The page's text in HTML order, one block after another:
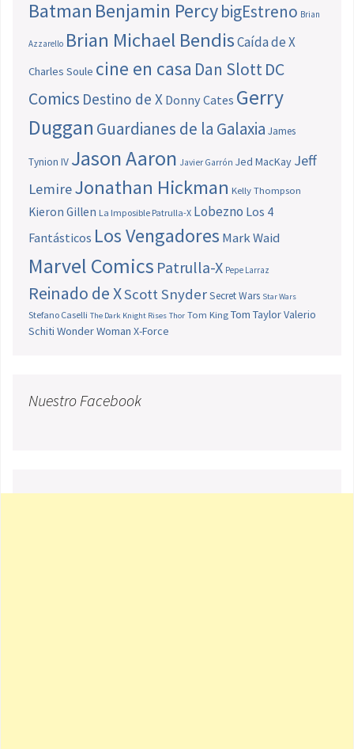
Batman Benjamin PercybigEstreno Brian
Azzarello Brian Michael BendisCaída de X
Charles Soule cine en casa Dan SlottDC
Comics Destino de X Donny Cates Gerry
Duggan Guardianes de la Galaxia James
Tynion IV Jason Aaron Javier Garrón Jed MacKay Jeff
LemireJonathan Hickman Kelly Thompson
Kieron Gillen La Imposible Patrulla-X Lobezno Los 4
Fantásticos Los Vengadores Mark Waid
Marvel Comics Patrulla-X Pepe Larraz
Reinado de XScott SnyderSecret Wars Star Wars
Stefano Caselli The Dark Knight Rises Thor Tom King Tom TaylorValerio
Schiti Wonder Woman X-Force
Nuestro Facebook